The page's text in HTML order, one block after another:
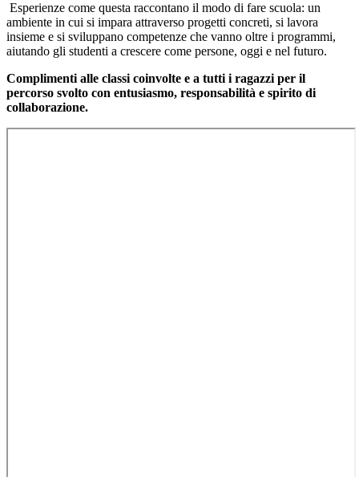
Esperienze come questa raccontano il modo di fare scuola: un
ambiente in cui si impara attraverso progetti concreti, si lavora
insieme e si sviluppano competenze che vanno oltre i programmi,
aiutando gli studenti a crescere come persone, oggi e nel futuro.
Complimenti alle classi coinvolte e a tutti i ragazzi per il
percorso svolto con entusiasmo, responsabilità e spirito di
collaborazione.